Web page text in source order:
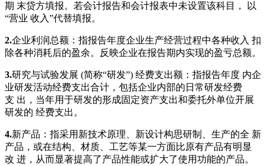
期 末贷方填报。若会计报告和会计报表中未设置该科目， 以
“营业 收入”代替填报。
2.企业利润总额：指报告年度企业生产经营过程中各种收入 扣
除各种消耗后的盈余。反映企业在报告期内实现的盈亏总额。
3.研究与试验发展 (简称“研发”) 经费支出额：指报告年度 内企
业研发活动经费支出合计，包括企业内部的日常研发经费
支 出，当年用于研发的形成固定资产支出和委托外单位开展
研发的 经费支出。
4.新产品：指采用新技术原理、新设计构思研制、生产的全 新
产品，或在结构、材质、工艺等某一方面比原有产品有明显
改 进，从而显著提高了产品性能或扩大了使用功能的产品。